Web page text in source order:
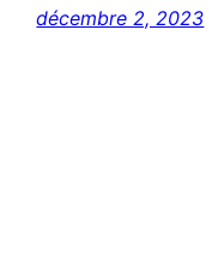
décembre 2, 2023